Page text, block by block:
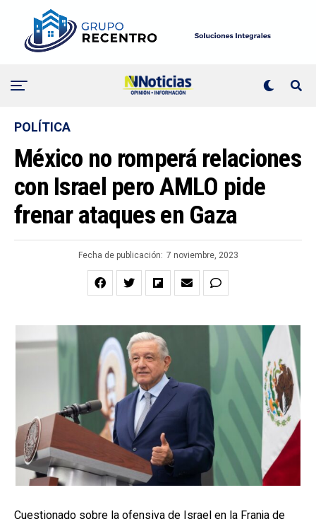
POLÍTICA
México no romperá relaciones
con Israel pero AMLO pide
frenar ataques en Gaza
Fecha de publicación: 7 noviembre, 2023
Cuestionado sobre la ofensiva de Israel en la Franja de